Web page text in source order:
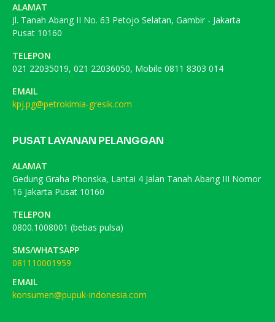
ALAMAT
Jl. Tanah Abang II No. 63 Petojo Selatan, Gambir - Jakarta
Pusat 10160
TELEPON
021 22035019, 021 22036050, Mobile 0811 8303 014
EMAIL
kpj.pg@petrokimia-gresik.com
PUSAT LAYANAN PELANGGAN
ALAMAT
Gedung Graha Phonska, Lantai 4 Jalan Tanah Abang III Nomor
16 Jakarta Pusat 10160
TELEPON
0800.1008001 (bebas pulsa)
SMS/WHATSAPP
081110001959
EMAIL
konsumen@pupuk-indonesia.com